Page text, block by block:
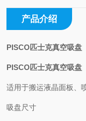
产品介绍
PISCO匹士克真空吸盘
PISCO匹士克真空吸盘
适用于搬运液晶面板、
吸盘尺寸